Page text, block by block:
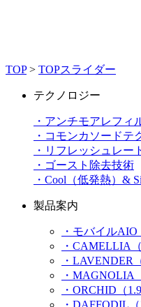
TOP> TOPスライダー
テクノロジー
・アンチモアレフィ
・コモンカソードテ
・リフレッシュレー
・ゴースト除去技術
・Cool（低発熱）&
製品案内
・モバイルAIO
・CAMELLIA
・LAVENDER
・MAGNOLIA
・ORCHID（
・DAFFODIL（